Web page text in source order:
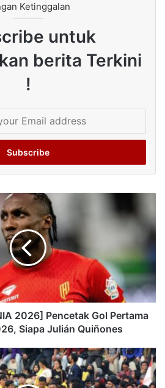
Ketinggalan
untuk
berita Terkini
!
2026] Pencetak Gol Pertama
Siapa Julián Quiñones